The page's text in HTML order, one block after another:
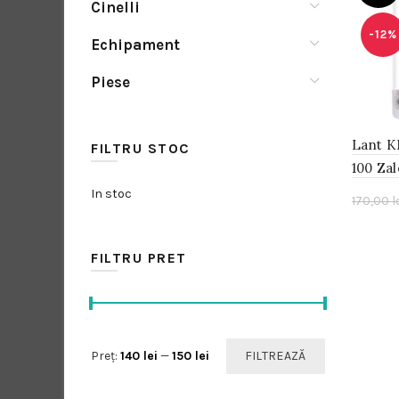
-12%
Lant
100
170,00
Cinelli
Echipament
Piese
FILTRU STOC
In stoc
FILTRU PRET
Preț
Preț
FILTREAZĂ
Preț: 140 lei —150 lei